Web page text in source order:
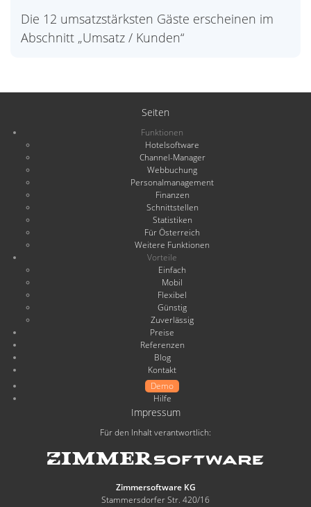
Die 12 umsatzstärksten Gäste erscheinen im
Abschnitt „Umsatz / Kunden“
Seiten
Funktionen
Hotelsoftware
Channel-Manager
Webbuchung
Personalmanagement
Finanzen
Schnittstellen
Statistiken
Für Österreich
Weitere Funktionen
Vorteile
Einfach
Mobil
Flexibel
Günstig
Zuverlässig
Preise
Referenzen
Blog
Kontakt
Demo
Hilfe
Impressum
Für den Inhalt verantwortlich:
Zimmersoftware KG
Stammersdorfer Str. 420/16